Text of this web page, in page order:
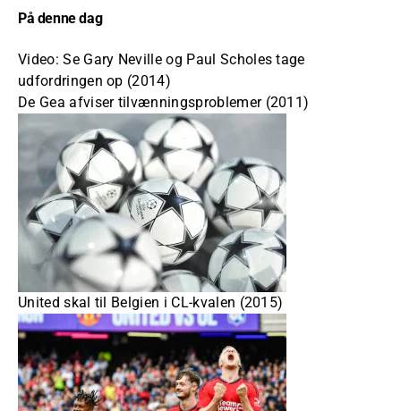
På denne dag
Video: Se Gary Neville og Paul Scholes tage
udfordringen op (2014)
De Gea afviser tilvænningsproblemer (2011)
United skal til Belgien i CL-kvalen (2015)